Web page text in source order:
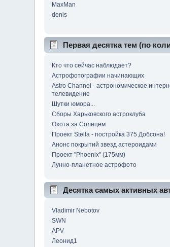
MaxMan
denis
Первая десятка тем (по
Кто что сейчас наблюдает?
Астрофотографии начинающих
Astro Channel - астрономическое
телевидение
Шутки юмора...
Сборы Харьковского астроклуба
Охота за Солнцем
Проект Stella - постройка 375 Добсона!
Анонс покрытий звезд астероидами
Проект "Phoenix" (175мм)
Лунно-планетное астрофото
Десятка самых активных
Vladimir Nebotov
SWN
APV
Леонид1